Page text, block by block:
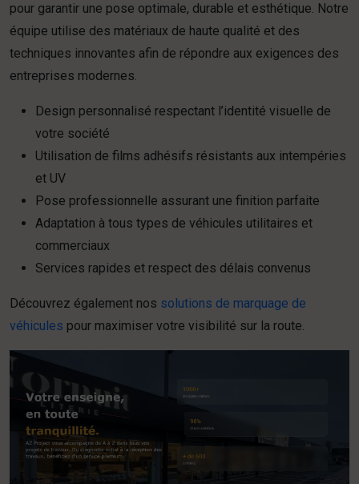
pour garantir une pose optimale, durable et esthétique. Notre
équipe utilise des matériaux de haute qualité et des
techniques innovantes afin de répondre aux exigences des
entreprises modernes.
Design personnalisé respectant l’identité visuelle de
votre société
Utilisation de films adhésifs résistants aux intempéries
et UV
Pose professionnelle assurant une finition parfaite
Adaptation à tous types de véhicules utilitaires et
commerciaux
Services rapides et respect des délais convenus
Découvrez également nos solutions de marquage de
véhicules pour maximiser votre visibilité sur la route.